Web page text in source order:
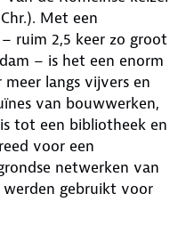
Met een
ruim 2,5 keer zo groot
– is het een enorm
langs vijvers en
van bouwwerken,
tot een bibliotheek en
voor een
netwerken van
gebruikt voor